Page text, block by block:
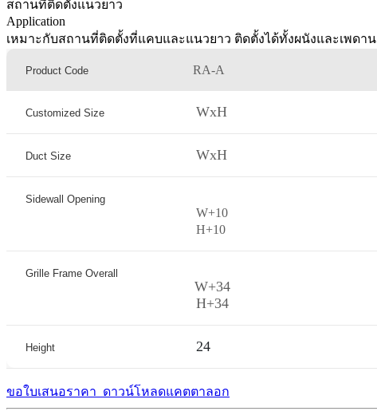
สถานที่ติดตั้งแนวยาว
Application
เหมาะกับสถานที่ติดตั้งที่แคบและแนวยาว ติดตั้งได้ทั้งผนังและเพดาน
Product Code RA-A
Customized Size WxH
Duct Size WxH
Sidewall Opening
W+10
H+10
Grille Frame Overall
W+34
H+34
Height 24
ขอใบเสนอราคา ดาวน์โหลดแคตตาลอก